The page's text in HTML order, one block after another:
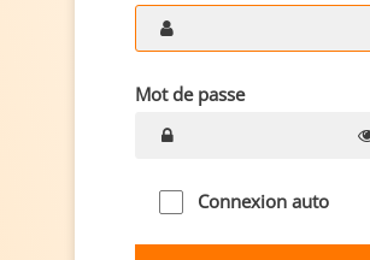
Mot de passe
Connexion auto